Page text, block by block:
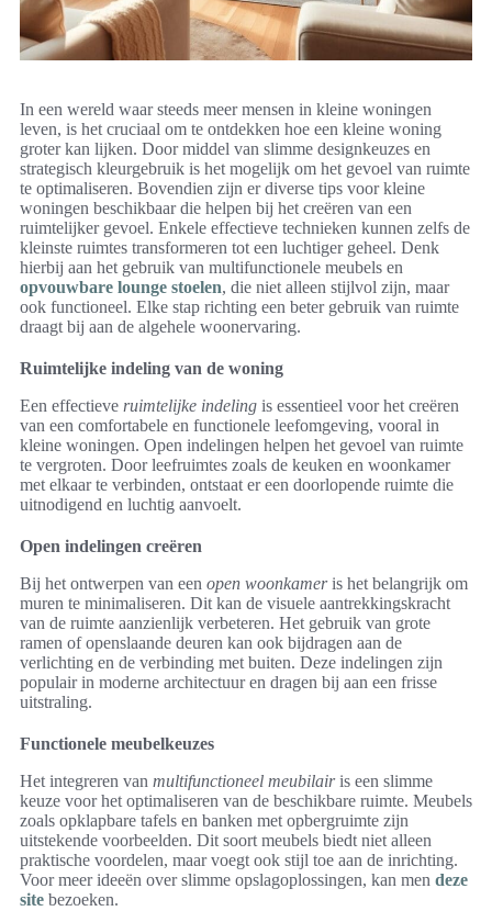
In een wereld waar steeds meer mensen in kleine woningen
leven, is het cruciaal om te ontdekken hoe een kleine woning
groter kan lijken. Door middel van slimme designkeuzes en
strategisch kleurgebruik is het mogelijk om het gevoel van ruimte
te optimaliseren. Bovendien zijn er diverse tips voor kleine
woningen beschikbaar die helpen bij het creëren van een
ruimtelijker gevoel. Enkele effectieve technieken kunnen zelfs de
kleinste ruimtes transformeren tot een luchtiger geheel. Denk
hierbij aan het gebruik van multifunctionele meubels en
opvouwbare lounge stoelen, die niet alleen stijlvol zijn, maar
ook functioneel. Elke stap richting een beter gebruik van ruimte
draagt bij aan de algehele woonervaring.
Ruimtelijke indeling van de woning
Een effectieve ruimtelijke indeling is essentieel voor het creëren
van een comfortabele en functionele leefomgeving, vooral in
kleine woningen. Open indelingen helpen het gevoel van ruimte
te vergroten. Door leefruimtes zoals de keuken en woonkamer
met elkaar te verbinden, ontstaat er een doorlopende ruimte die
uitnodigend en luchtig aanvoelt.
Open indelingen creëren
Bij het ontwerpen van een open woonkameris het belangrijk om
muren te minimaliseren. Dit kan de visuele aantrekkingskracht
van de ruimte aanzienlijk verbeteren. Het gebruik van grote
ramen of openslaande deuren kan ook bijdragen aan de
verlichting en de verbinding met buiten. Deze indelingen zijn
populair in moderne architectuur en dragen bij aan een frisse
uitstraling.
Functionele meubelkeuzes
Het integreren van multifunctioneel meubilairis een slimme
keuze voor het optimaliseren van de beschikbare ruimte. Meubels
zoals opklapbare tafels en banken met opbergruimte zijn
uitstekende voorbeelden. Dit soort meubels biedt niet alleen
praktische voordelen, maar voegt ook stijl toe aan de inrichting.
Voor meer ideeën over slimme opslagoplossingen, kan men deze
site bezoeken.